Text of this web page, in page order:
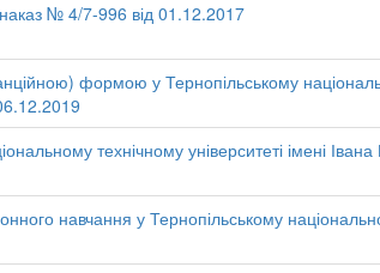
№ 4/7-996 від 01.12.2017
формою у Тернопільському
технічному університеті імені
навчання у Тернопільському